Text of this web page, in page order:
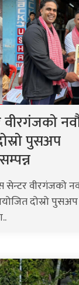
पुसअप
वीरगंजको
दोस्रो पुसअप